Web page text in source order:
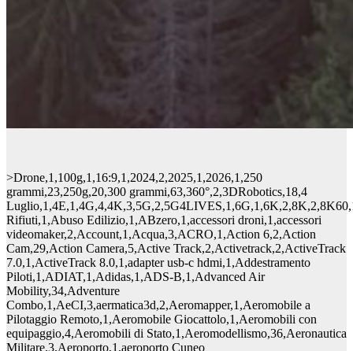
>Drone,1,100g,1,16:9,1,2024,2,2025,1,2026,1,250 grammi,23,250g,20,300 grammi,63,360°,2,3DRobotics,18,4 Luglio,1,4E,1,4G,4,4K,3,5G,2,5G4LIVES,1,6G,1,6K,2,8K,2,8K60,1,A1/A3,1,A15,1,A2,4,AAM,24,Abbandono Rifiuti,1,Abuso Edilizio,1,ABzero,1,accessori droni,1,accessori videomaker,2,Account,1,Acqua,3,ACRO,1,Action 6,2,Action Cam,29,Action Camera,5,Active Track,2,Activetrack,2,ActiveTrack 7.0,1,ActiveTrack 8.0,1,adapter usb-c hdmi,1,Addestramento Piloti,1,ADIAT,1,Adidas,1,ADS-B,1,Advanced Air Mobility,34,Adventure Combo,1,AeCI,3,aermatica3d,2,Aeromapper,1,Aeromobile a Pilotaggio Remoto,1,Aeromobile Giocattolo,1,Aeromobili con equipaggio,4,Aeromobili di Stato,1,Aeromodellismo,36,Aeronautica Militare,3,Aeroporto,1,aeroporto Cuneo Levaldigi,1,Aeroscope,2,Aerospazio,3,Aerotaxi,4,AeroVerify,1,Aetos,1,Africa,1,AGCM,1,AGEA,1,aggiornamento firmware,6,Aggiornamento Firmware Droni,1,aggiramento ostacoli,1,Agisoft,1,Agisoft Metashape Professional,1,Agras T100,2,Agras T25,1,Agras T50,1,Agras T55,1,Agricoltura,108,agricoltura di precisione,16,Agricoltura sostenibile,3,Agritechnica,1,Agritechnica 2025,1,AI,8,Aibotix,3,AIO,1,AIP Italia,1,Air 3,1,Air Mobility Show,1,Air Taxi,10,Air Taxy,1,Air Unit HD,1,Air Unit O3,2,Air Unit O4,1,Airbag,1,Airbus,1,AIView Group,1,Akinci,1,Albachiara,1,Alien,1,ALL-I,2,alluvione emilia romagna,1,Alpi,1,Alpine Quest,1,Alpini,1,Alpinismo,2,Alta tensione,1,Alta velocità,1,Altezza,1,AltMoC,1,Amazon,22,Amazon Prime Air,20,Amazon Prime Day 2025,1,Ambiente,16,Ambulanza,1,Amerigo Vespucci,1,Amflow,2,Amflow PL,2,Amflow TL Carbon,1,Anafi,23,Anafi Ai,2,Anafi Mini,1,Anafi Thermal,3,Anafi UKR,1,Anafi-Ai,1,Analisi Rischi,2,Analisi Termografica,1,andamento fatturato,1,Android,1,Animali,1,Annegamento,1,Annual Safety Review 2025,1,Ansv,5,Antartide,2,Anti Drone,14,Anti-drone,2,Anti-jamming,1,Anti-UAS,1,Antidrone,5,Antigelo,1,Antigravity,4,Antigravity A1,8,antincendio,7,Antincendio Boschivo,2,Antitrust,1,Antonio Bonanno,1,Aperol,1,Apex,1,Apian,1,APM,9,Apple,4,Apple iPhone X,1,Apple Watch,2,APR,745,Aquila20 HD,1,Aquile,1,Archeologia con i Droni,7,Archer Aviation,1,Arciere,1,Arducopter,45,Ardupilot,3,Area Rossa,1,Arenzano,1,ARIES,1,Arpa,1,arresti,2,arresto,3,Arresto drone,1,Arte,1,Artico,1,ASPI,1,Aspirapolvere Drone,1,Aspirapolvere Volante,1,Assembramenti di persone,2,Assicurazione,5,Assicurazione. Droni,3,Associazione,2,Assorpas,15,ATAK,1,ATM-09,2,Atom,1,Atom 2,2,ATOM 3,1,Atterraggio Droni,1,Atterraggio emergenza,1,Attrezzatura Cinematografica,1,attrezzatura per vlogger,1,Attrezzatura Video,1,Audio,3,audio professionale,1,ausa,1,AUSEA,1,Australia,1,Autel,11,Autel Evo 3,2,Autel EVO Lite,1,Autel EVO MAX 4N,1,Autel EVO MAX 4T,1,Autel EVO Mini,2,Autel EVO Nano,4,Autel Roboticis,2,Autel Robotics,36,Auto,3,Auto autonoma,1,Autocostruiti,1,AutoFlight,1,autonomia droni,1,Autonomia Volo,1,Autopilota,10,Autorizzazione Sorvolo,1,autostrade,4,Avata 360,1,Avata360,1,Avincis,1,Avinox,2,Avinox M2,1,avio-idro-elisuperfici,2,Avioportolano,2,Aviosuperfici,3,Avvistamenti,1,Bambina,1,Bambino,1,Bambu Lab,1,BAN,5,Ban DJI,1,Ban droni USA,1,Bari,3,Baschi Verdi,1,Basilica,1,Basilicata,1,Basse Luci,1,Bassotto,1,Batimetria,1,Battaglia legale,1,Batteria,3,Batteria Plus,1,Batterie,1,batterie droni,1,Baykar,4,Bebop,45,Bebop 2,9,Bebop 3,1,Befana,1,Beluga,1,Berlino,1,Betaflight,1,BetaFPV,3,Biancavilla,1,bicicletta elettrica,4,Bicottero,3,Big Spring Update,1,Bimba,1,Binding,1,Biodiversità,2,Bird Strike,1,Bird strike drone,1,Black Friday 2023,1,black hornet 4,1,Black Widow,1,Blackmagic Design,1,Blocchi,1,Blocco,1,Blocco account DJI,1,Blocco droni,1,Blocco schermo,1,Blocco Totale,1,Blocco USA,1,Blockchain,1,Blogger,1,Blos,2,Blue Tech Economy,1,Bluetti,1,Bonifica,1,Bracconaggio,1,Bracconieri,1,Bradisismo,1,Brevetti,1,Brisighella,1,BSF,1,BT,1,Burocrazia Droni,1,BVLOS,99,BYD,1,c-uas,16,C0,32,C1,9,C2,4,C5,2,C6,4,CAA,1,CADDX,1,Cai Guo-Qiang,1,Calabria,4,Calcio,2,Caltanisetta,1,Cambiamento Climatico,1,camera 360,4,Camera 360°,4,Camera Drone,1,Camera Termica,37,camera video 4k,1,Campanile,1,Camper,2,Campi Flegrei,1,Campi Fotovoltaici,4,Canadair,2,Canarie,1,cancellazione del rumore,1,Cane molecolare,1,Cani,1,Cannes 2026,1,Canon,1,Cantieri,2,Canzone,1,Caprioli,1,Carabinieri,8,Carabinieri Forestali,1,carcere,9,carcere Lecce,1,Cargo,2,Casa,1,Catania,2,Categoria Aperto,1,categoria open,5,Categoria Open A2,1,Categoria Specific,6,Cavalli,1,cavi,1,Cavi Elettrici,1,CDE APR,1,cellulari,2,Centri Addestramenti,1,Certificazione,1,Certificazione C0,1,Certificazione C6,1,Certificazione digitale,1,certificazione termografica,1,CES 2026,1,CES2017,4,Chuck 3.0,1,Ciambella,1,Ciclismo,1,cicloturismo,1,Cimitero,1,Cina,14,Cinecopter,2,Cinema,4,Cinematiche,1,Cinematografia,11,Cinewhoop,7,Circle,1,circolare ATM-09A,1,Città,1,Citylife,1,Civita di Bagnoregio,1,Classe C0,3,Classe C1,2,Classe C5,1,Clochard,1,Cloud,1,Cloud Computing,3,Cloud Seeding,1,CNR,1,CNSAS,1,CNSAS Sardegna,1,Cobra,1,Codec,1,Codice della Navigazione,2,COISP,1,Colline Moreniche,1,Collisione,2,Color Correction,2,color grading,1,Colosseo,2,Commissario Montalbano,1,Commissione Europea,4,compilazione ATM05,1,Componenti FPV,1,Concerto,2,Concorso,7,Concorso 2025,1,confine indo-pakistano,1,Confronto,1,Connessione 4G,1,Connettività,1,Consegna,3,Consegna con drone,16,Consegna con droni,1,Consegna farmaci,1,consegna medica,2,Consegna pacchi,1,consegna sostenibile,1,Consegne aeree,12,Consegne con droni,6,Conservazione,3,Conspiquity,1,Contenimento Avanzato,1,content creator,2,Contest,1,contrabbando,3,Controller,1,Controlli,1,Controllo del Territorio,1,Controversia Culturale,1,Convegno,1,Copertura Mobile,1,Coppa del Mondo Sci,1,Corpo Forestale,1,Corse Clandestine,1,corsi di formazione,2,Corsi Droni,1,Corso droni,6,Corso Pilota Drone,2,Coverd List,1,Covered List,2,Coyote,1,Creatività visiva,1,Creator,2,Creator Combo,1,Creator Combo Mavic 4 Pro,1,Cremlino,1,Criminalità,1,Cronaca Droni,1,CSEN,1,CTR droni,1,CUAS,2,cuccioli,1,Cuccioli Capriolo,1,Curiosità,2,Cyber Criminali,1,D-33 Fonni,2,D-flight,76,D-Log,1,D-Log 10-bit,1,D-Log 2,1,D-Log M,1,D-Log2,1,Da Vinci Resolve,4,Danimarca,1,DAP,1,DARPA,1,DAST Confesercenti,1,Dati,2,DaVinci Resolve,1,DaVinci Resolve 21,1,Dazi,1,Dazio,1,Decesso,1,DefendAir,3,Delair,1,Delivery,1,Design,1,DG MOVE,1,Diaframma Variabile,1,Difesa,2,DII,1,DIJ,3,DIJ GO,1,Diretta Streaming,1,Direttiva 2009/128/CE,1,Diritto alla Riparazione,1,Discarica,1,Disco,9,Disinformazione,1,Disneyland,2,dispersi,2,DisplayPort,1,Disservizi ENAC,1,Dissociazione,1,distribuzione larvicida,1,Disturbo alla Fauna,1,Divieto,3,Divieto di Sorvolo,8,divieto di volo,1,Divieto droni,3,DIY Droni,1,DJI,1325,DJI RC2,1,DJI 2025,1,DJI 4G,1,DJI Academy,1,DJI Account,1,DJI Action 2,5,DJI Action 3,1,DJI Action 4,1,DJI Agras,4,DJI Agras 100,1,DJI Agras T100,2,DJI Agras T200,1,DJI Agras T25,1,DJI Agras T25P,1,DJI Agras T70,1,DJI Agras T70P,1,DJI Agricoltura,3,DJI Agricolture,3,DJI Agriculture,1,DJI Air 2,1,DJI Air 2S,15,DJI AIR 3,12,DJI Air 3S,8,DJI Air2S,3,DJI Automotive,1,DJI Avata,12,DJI Avata 2,9,DJI Avata 2 Pro,1,DJI Avata 360,7,DJI Avata360,1,DJI Avinox,5,DJI Care Refresh,1,DJI Developer,1,DJI DJI Mini 4 Pro,3,DJI Dock,5,DJI Dock 2,3,DJI Dock 3,5,DJI EDU,1,DJI Enterprise,59,DJI FC100,1,DJI FC200,1,DJI FlightHub 2,3,DJI FLIP,9,DJI FLY,14,DJI Flycart 100,3,DJI Flycart 200,1,DJI FlyCart 30,6,DJI FPV,28,DJI GEO,1,DJI Goggles,15,DJI Goggles 2,3,DJI Goggles 3,9,DJI Goggles Integra,1,DJI GOGGLES N3,3,DJI Innovation,20,DJI Innovations,135,DJI Insipre 3,1,DJI Inspire 2,15,DJI Inspire 3,10,DJI Integra,1,DJI Integra 2,1,DJI Lito,3,DJI Lito 1,1,DJI Lito Series,1,DJI M200,1,DJI M30,3,DJI M300 RTK,4,DJI M350,4,DJI M350 RTK,4,DJI M3D,1,DJI M400,3,DJI Matrice,7,DJI Matrice 30,5,DJI Matrice 300,3,DJI Matrice 300 RTK,4,DJI Matrice 30T,4,DJI Matrice 350,1,DJI Matrice 350 RTK,1,DJI Matrice 3D,2,DJI Matrice 3DT,1,DJI Matrice 4,7,DJI Matrice 400,7,DJI Matrice 4D,4,DJI Matrice 4DT,2,DJI Matrice 4E,2,DJI Matrice 4T,7,DJI Matrice 4TD,1,DJI Matrice M30,1,DJI Mavic,67,DJI Mavic 2,41,DJI Mavic 2 Enterprise,7,DJI Mavic 2 Enterprise Advanced,2,DJI Mavic 2 Pro,1,DJI Mavic 3,28,DJI Mavic 3 Classic,7,DJI Mavic 3 Enterprise,12,DJI Mavic 3 Pro,12,DJI Mavic 3 V2.0,1,DJI Mavic 3E,4,DJI Mavic 3E C1,1,DJI Mavic 3M,2,DJI Mavic 3T,10,DJI Mavic 3T Advanced,1,DJI Mavic 4,2,DJI Mavic 4 Pro,18,DJI Mavic 4 Pro 512,1,DJI Mavic 4 Pro Cine,1,DJI Mavic Air,29,DJI Mavic Air 2,24,DJI Mavic Enterprise,1,DJI Mavic Mini,43,DJI Mavic Mini 2,1,DJI Mavic Pro,16,DJI Mavic Pro 2,4,DJI Mavic Pro II,2,DJI Mavic Pro Platinum,5,DJI Mic,1,DJI MIC 2,3,DJI Mic 3,1,DJI Mic Mini,2,DJI Mic Mini 2,1,DJI Mic Mini 2S,1,DJI MIMO,4,DJI Mini,1,DJI Mini 2,25,DJI Mini 2 SE,3,DJI Mini 3,22,DJI Mini 3 Pro,31,DJI Mini 4,2,DJI Mini 4 Pro,33,DJI MINI 4K,3,DJI Mini 5 PRO,20,DJI Mini 5 Pro Fly More Combo Plus,1,DJI Mini 5 Pro Plus,1,DJI Mini SE,6,DJI Modify,1,DJI Neo,15,DJI NEO 2,7,DJI NEO 2 Beacon,1,DJI O3 Air Unit,2,DJI O4,1,DJI O4 Air Unit,2,DJI O4 PRO,1,DJI O4 Wide Air Unit,1,DJI OM 5,1,DJI Osmo,1,DJI Osmo 360,9,DJI Osmo Action,7,DJI Osmo Action 3,3,DJI Osmo Action 4,1,DJI Osmo Action 5,1,DJI Osmo Action 5 PRO,3,DJI Osmo Action 6,5,DJI Osmo Mobile 3,2,DJI Osmo Mobile 6,2,DJI Osmo Mobile 7,1,DJI Osmo Mobile 7P,1,DJI Osmo Mobile 8,1,DJI Osmo NAno,2,DJI OSMO POCKET,20,dji osmo pocket 3,6,DJI Osmo Pocket 4,3,DJI OsmoAudio,1,DJI Phantom,1,DJI Phantom 4,24,DJI Phantom 4 RTK,6,DJI Phantom 5,5,DJI Phantom R,1,DJI Pilot 2,1,DJI Pocket 2,4,DJI Pocket 3,7,DJI Power,1,DJI Power 1000,4,DJI Power 1000 Mini,3,DJI Power 1000 V2,2,DJI Power 2000,3,DJI Power 500,2,DJI RC,2,DJI RC 2,3,DJI RC 2 Plus Enterprise,1,DJI RC 2 PRO,1,DJI RC Motion Controller 2,1,DJI RC Plus 2 Enterprise,1,DJI RC Pro,2,DJI RC Pro 2,3,DJI Reframe,1,DJI ROMO,3,DJI Ronin,1,DJI Ronin RS4,1,DJI RS 3 Mini,1,DJI RS 4 Mini,1,DJI RS 5,3,DJI rumors,1,DJI S800,10,DJI SDK,1,DJI Simulator,1,DJI Skypixel,2,DJI Smart Controller,2,DJI SPARK,68,DJI STOP,1,DJI Store Italia,1,DJI Store Milano,1,DJI Studio,1,DJI T100,2,DJI T60,1,DJI T70,1,DJI Tello,5,DJI Terra,2,DJI TP25P,1,DJI Transmission,2,DJI